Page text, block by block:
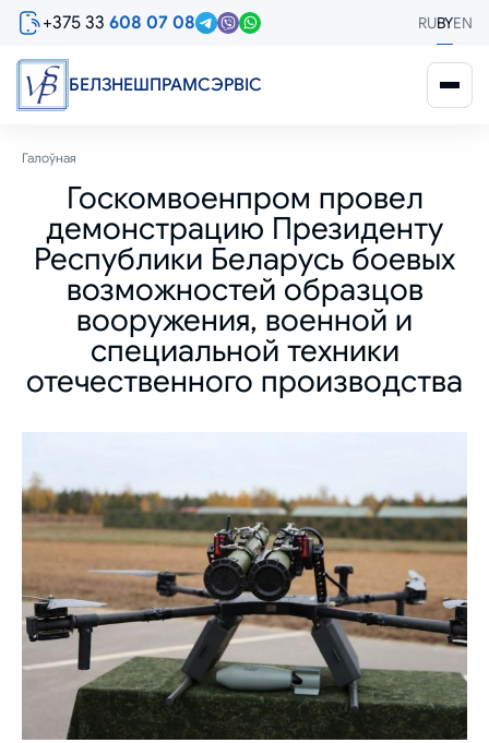
Перайсці
змесціва
+375 33 608 07 08 RUBYEN
БЕЛЗНЕШПРАМСЭРВIС
Breadcrumb
Галоўная
Госкомвоенпром провел
демонстрацию Президенту
Республики Беларусь боевых
возможностей образцов
вооружения, военной и
специальной техники
отечественного производства